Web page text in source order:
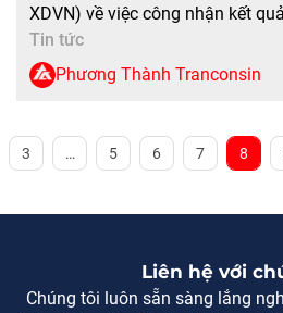
XDVN) về việc công nhận kết
Công ty CP Đầu tư và Xây dựng
Thành khóa IV, nhiệm kỳ 2025-
vào hoạt động. Ngay […]
Tin tức
Phương Thành Tranconsin
3 … 5 6 7 8
Liên hệ với
Chúng tôi luôn sẵn sàng lắng